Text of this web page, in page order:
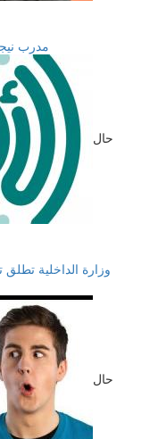
مدرب
حال
وزارة الداخلية تطلق
حال